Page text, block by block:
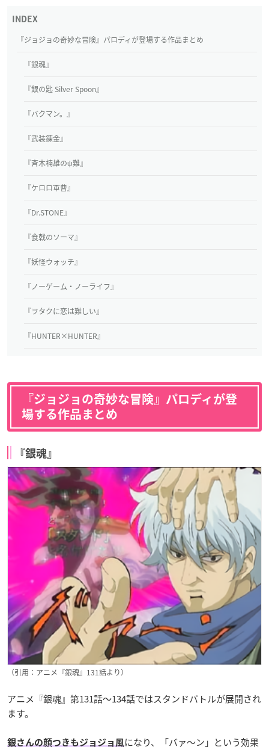
『ジョジョの奇妙な冒険』パロディが登場する作品まとめ
『銀魂』
『銀の匙 Silver Spoon』
『バクマン。』
『武装錬金』
『斉木楠雄のψ難』
『ケロロ軍曹』
『Dr.STONE』
『食戟のソーマ』
『妖怪ウォッチ』
『ノーゲーム・ノーライフ』
『ヲタクに恋は難しい』
『HUNTER×HUNTER』
『ジョジョの奇妙な冒険』パロディが登
場する作品まとめ
『銀魂』
（引用：アニメ『銀魂』131話より）
アニメ『銀魂』第131話〜134話ではスタンドバトルが展開され
ます。
銀さんの顔つきもジョジョ風 になり、「バァ〜ン」という効果